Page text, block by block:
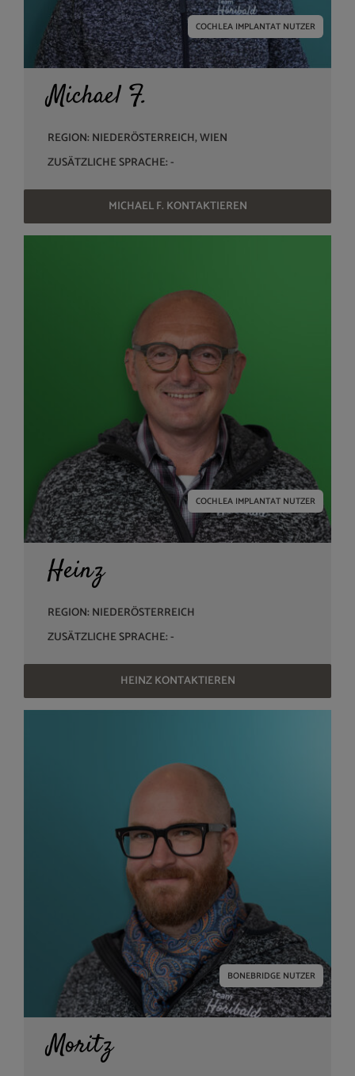
COCHLEA IMPLANTAT NUTZER
Michael F.
REGION: NIEDERÖSTERREICH, WIEN
ZUSÄTZLICHE SPRACHE: -
MICHAEL F. KONTAKTIEREN
COCHLEA IMPLANTAT NUTZER
Heinz
REGION: NIEDERÖSTERREICH
ZUSÄTZLICHE SPRACHE: -
HEINZ KONTAKTIEREN
BONEBRIDGE NUTZER
Moritz